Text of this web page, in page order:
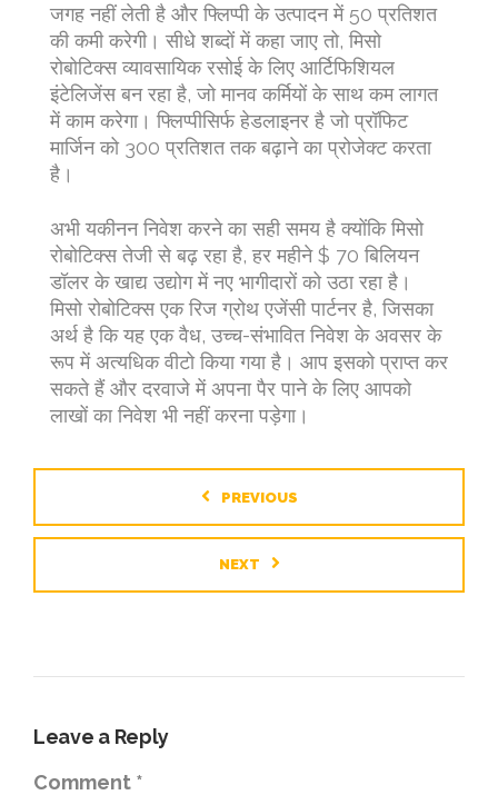
जगह नहीं लेती है और फ्लिप्पी के उत्पादन में 50 प्रतिशत
की कमी करेगी। सीधे शब्दों में कहा जाए तो, मिसो
रोबोटिक्स व्यावसायिक रसोई के लिए आर्टिफिशियल
इंटेलिजेंस बन रहा है, जो मानव कर्मियों के साथ कम लागत
में काम करेगा। फ्लिप्पीसिर्फ हेडलाइनर है जो प्रॉफिट
मार्जिन को 300 प्रतिशत तक बढ़ाने का प्रोजेक्ट करता
है।
अभी यकीनन निवेश करने का सही समय है क्योंकि मिसो
रोबोटिक्स तेजी से बढ़ रहा है, हर महीने $ 70 बिलियन
डॉलर के खाद्य उद्योग में नए भागीदारों को उठा रहा है।
मिसो रोबोटिक्स एक रिज ग्रोथ एजेंसी पार्टनर है, जिसका
अर्थ है कि यह एक वैध, उच्च-संभावित निवेश के अवसर के
रूप में अत्यधिक वीटो किया गया है। आप इसको प्राप्त कर
सकते हैं और दरवाजे में अपना पैर पाने के लिए आपको
लाखों का निवेश भी नहीं करना पड़ेगा।
PREVIOUS
NEXT
Leave a Reply
Comment *